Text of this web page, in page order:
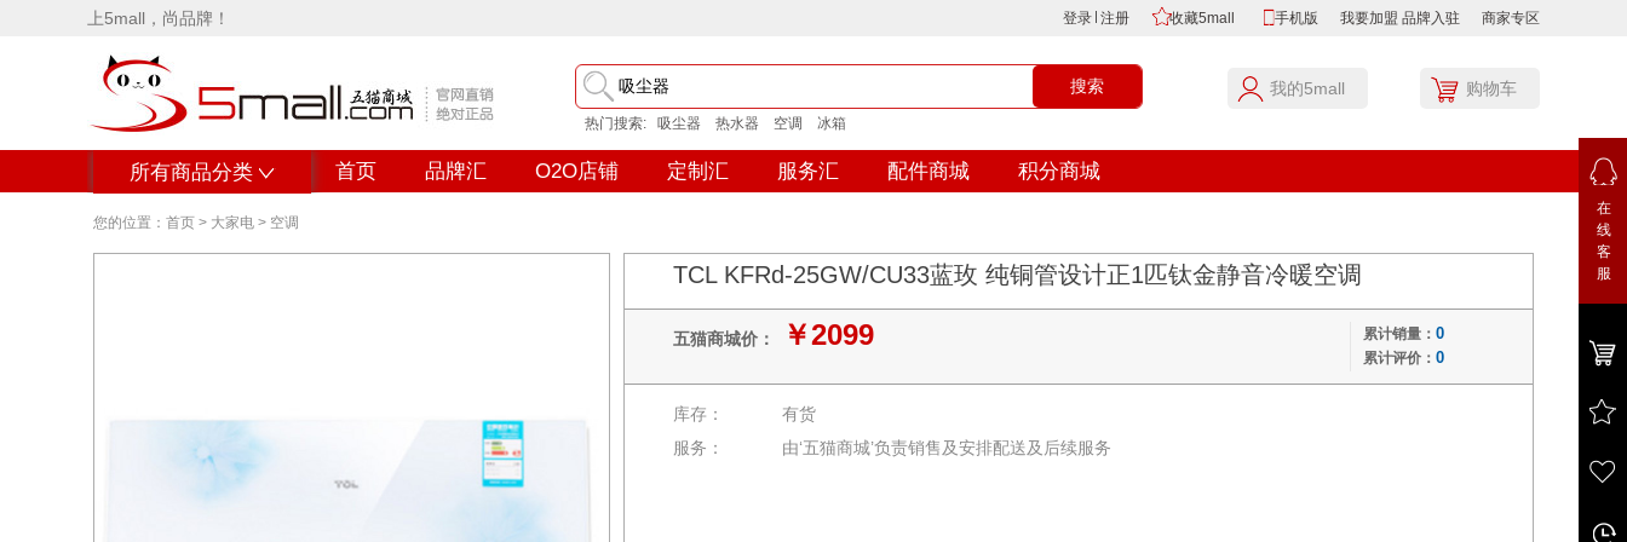
上5mall，尚品牌！ 登录 注册 收藏5mall 手机版 我要加盟 品牌入驻 商家专区
热门搜索: 吸尘器 热水器 空调 冰箱
我的5mall 购物车
所有商品分类 首页 品牌汇 O2O店铺 定制汇 服务汇 配件商城 积分商城
在
线
客
服
您的位置： 首页 > 大家电 > 空调
TCL KFRd-25GW/CU33蓝玫 纯铜管设计正1匹钛金静音冷暖空调
累计销量： 0
累计评价： 0
五猫商城价： ￥2099
库存：
有货
服务：
由‘五猫商城’负责销售及安排配送及后续服务